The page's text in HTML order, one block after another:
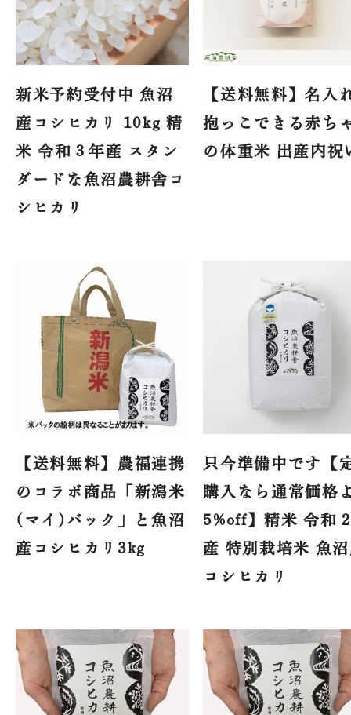
新米予約受付中 魚沼
産コシヒカリ 10kg 精
米 令和３年産 スタン
ダードな魚沼農耕舎コ
シヒカリ
【送料無料】名入
抱っこできる赤ち
の体重米 出産内祝
【送料無料】農福連携
のコラボ商品「新潟米
(マイ)バック」と魚沼
産コシヒカリ3kg
只今準備中です【
購入なら通常価格
5%off】精米 令和
産 特別栽培米 魚
コシヒカリ